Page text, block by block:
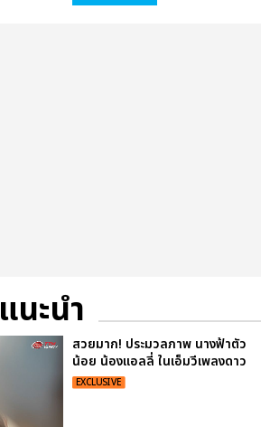
แนะนำ
สวยมาก! ประมวลภาพ นางฟ้าตัว
น้อย น้องแอลลี่ ในเอ็มวีเพลงดาว
EXCLUSIVE